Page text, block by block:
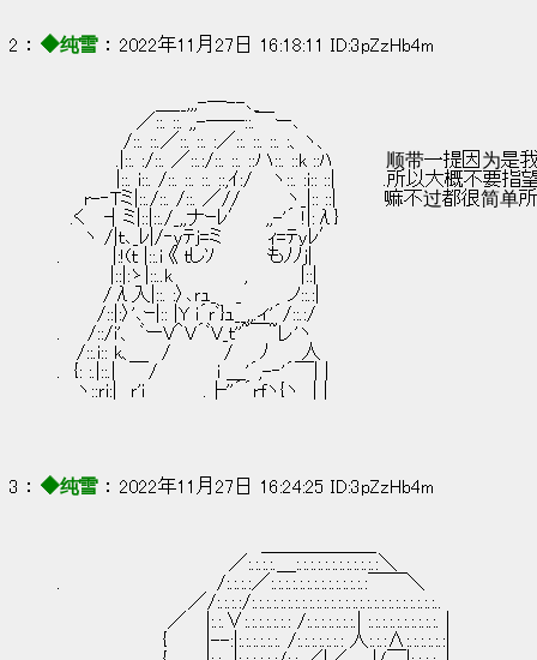
2 ： ◆纯雪 ： 2022年11月27日 16:18:11 ID:3pZzHb4m
＿__,,,-―--､_
／::. ::. ,,-――::.￣ー､
/::. ::.／::. ::. :／::. ::. ::. :、ヽ、
.|::. :/::. ／::.:/::. ::. ::ハ::. ::k ::ﾊ         顺带一提因为是我
|::. i::. /::. ::. ::. ::,ｲ:/　 ヽ::. :i:: ::|        .所以大概不要指望
r-‐Tミ|::./::. /::. ／//　　　 ヽ_|:: ::|        嘛不过都很简单
.く　 ┤ミ|::|::./_,,ナｰﾚ′　 ,,-'´ !|:λ}
ヽ /|ｔ､_ﾚ|/‐ｙﾃｊ=ミ　　　 ｨ=ﾃyﾚ′
.　　 　 |:!(ｔ |::.i 《 ｔしｿ　　　　もﾉﾉj|
|::|:ゝ|::..k　　　　　 ,　　　　|::|
/λ入|::. :〉､ｒｭ_　 _　　　 ノ::.:|
/::|:〉'､ｰ|:: |Y i´ｒﾞ}ｭ__,,.ィ'´/::.:/
.　　/::/i'、 ﾞーV＾V´ﾞV_ｔ''~￣~レ'ヽ
/::.i:: k、　　/　　　　/　　ﾉ　　 人
.　{: :.|::.|　￣/ 　　　　i ＿'´,-‐'´￣| |
ヽ::ｒi:|　ｒ'i　　　　 .├''´´rfヽ{ヽ　| |
3 ： ◆纯雪 ： 2022年11月27日 16:24:25 ID:3pZzHb4m
／:.:.:.:.＿:.:.:.:.:.:.:.:.:.:.:.:＼
.　　　　　　　 　 　 　 /:.:.:.:／:.:.:.:.:.:.:.:.:.:.:.:.:.:￣￣＼
／/:.:.:.:/:.:.:.:.:.:.:.:.:.:.:.:.:.:.:.:.:.:.:.:.:.:.:.:.:.:..
／　 |:.:.∨:.:.:.:.:.:.: /:.:.:.:.:.:.:.| :.:.:.:.:.:.:.:.:.:. |
{　 　 |--:|:.:.:.:.:.:. /:.:.:.:.:.:.: 人:.:.:Λ:.:.:.:.:.:|